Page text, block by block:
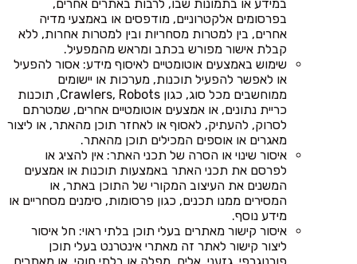
במידע או בתמונות שבו, לרבות באתרים אחרים,
בפרסומים אלקטרוניים, מודפסים או באמצעי מדיה
אחרים, בין למטרות מסחריות ובין למטרות אחרות, ללא
קבלת אישור מפורש בכתב ומראש מהמפעיל.
שימוש באמצעים אוטומטיים לאיסוף מידע: אסור להפעיל
או לאפשר להפעיל תוכנות, מערכות או יישומים
ממוחשבים מכל סוג, כגון Crawlers, Robots, תוכנות
כריית נתונים, או אמצעים אוטומטיים אחרים, שמטרתם
לסרוק, להעתיק, לאסוף או לאחזר תוכן מהאתר, או ליצור
מאגרים או אוספים המכילים תוכן מהאתר.
איסור שינוי או הסרה של תכני האתר: אין להציג או
לפרסם את תכני האתר באמצעות תוכנות או אמצעים
המשנים את העיצוב המקורי של התוכן באתר, או
המסירים ממנו תכנים, כגון פרסומות, סימנים מסחריים או
מידע נוסף.
איסור קישור מאתרים בעלי תוכן בלתי ראוי: חל איסור
ליצור קישור לאתר זה מאתרי אינטרנט בעלי תוכן